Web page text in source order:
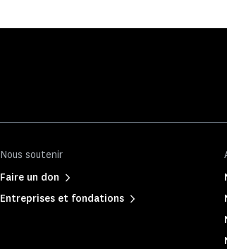
Nous soutenir
Faire un don
Entreprises et fondations